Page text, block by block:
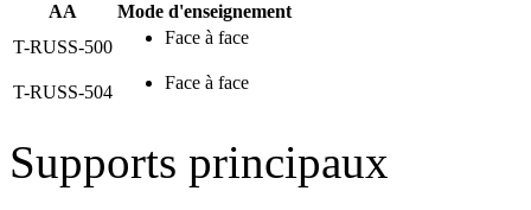
AA
Mode d'enseignement
T-RUSS-500
Face à face
T-RUSS-504 Face à face
Supports principaux